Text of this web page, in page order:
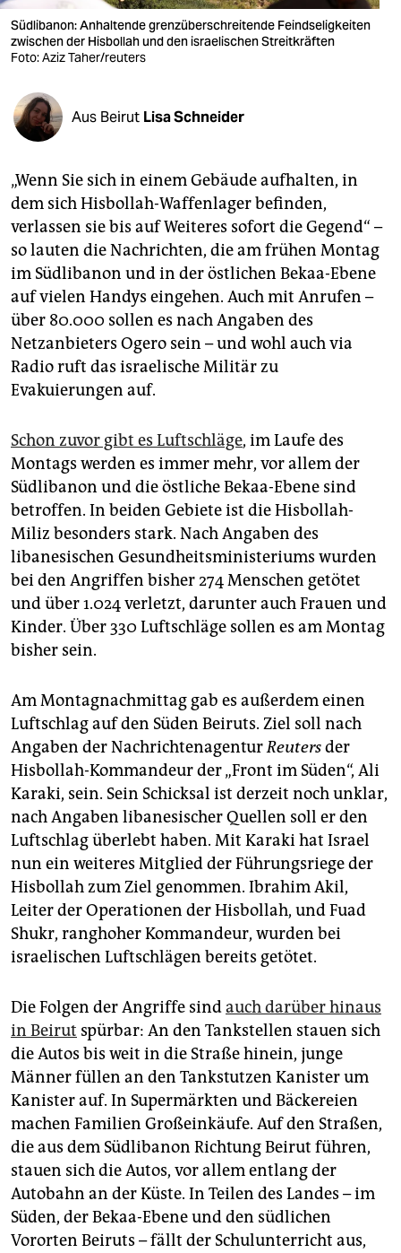
verlag
veranstaltungen
fragen & hilfe
abo
genossenschaft
epaper login
Südlibanon: Anhaltende grenzüberschreitende Feindseligkeiten
zwischen der Hisbollah und den israelischen Streitkräften
Foto: Aziz Taher/reuters
Aus Beirut Lisa Schneider
„Wenn Sie sich in einem Gebäude aufhalten, in
dem sich Hisbollah-Waffenlager befinden,
verlassen sie bis auf Weiteres sofort die Gegend“ –
so lauten die Nachrichten, die am frühen Montag
im Südlibanon und in der östlichen Bekaa-Ebene
auf vielen Handys eingehen. Auch mit Anrufen –
über 80.000 sollen es nach Angaben des
Netzanbieters Ogero sein – und wohl auch via
Radio ruft das israelische Militär zu
Evakuierungen auf.
Schon zuvor gibt es Luftschläge, im Laufe des
Montags werden es immer mehr, vor allem der
Südlibanon und die östliche Bekaa-Ebene sind
betroffen. In beiden Gebiete ist die Hisbollah-
Miliz besonders stark. Nach Angaben des
libanesischen Gesundheitsministeriums wurden
bei den Angriffen bisher 274 Menschen getötet
und über 1.024 verletzt, darunter auch Frauen und
Kinder. Über 330 Luftschläge sollen es am Montag
bisher sein.
Am Montagnachmittag gab es außerdem einen
Luftschlag auf den Süden Beiruts. Ziel soll nach
Angaben der NachrichtenagenturReutersder
Hisbollah-Kommandeur der „Front im Süden“, Ali
Karaki, sein. Sein Schicksal ist derzeit noch unklar,
nach Angaben libanesischer Quellen soll er den
Luftschlag überlebt haben. Mit Karaki hat Israel
nun ein weiteres Mitglied der Führungsriege der
Hisbollah zum Ziel genommen. Ibrahim Akil,
Leiter der Operationen der Hisbollah, und Fuad
Shukr, ranghoher Kommandeur, wurden bei
israelischen Luftschlägen bereits getötet.
Die Folgen der Angriffe sindauch darüber hinaus
in Beirut spürbar: An den Tankstellen stauen sich
die Autos bis weit in die Straße hinein, junge
Männer füllen an den Tankstutzen Kanister um
Kanister auf. In Supermärkten und Bäckereien
machen Familien Großeinkäufe. Auf den Straßen,
die aus dem Südlibanon Richtung Beirut führen,
stauen sich die Autos, vor allem entlang der
Autobahn an der Küste. In Teilen des Landes – im
Süden, der Bekaa-Ebene und den südlichen
Vororten Beiruts – fällt der Schulunterricht aus,